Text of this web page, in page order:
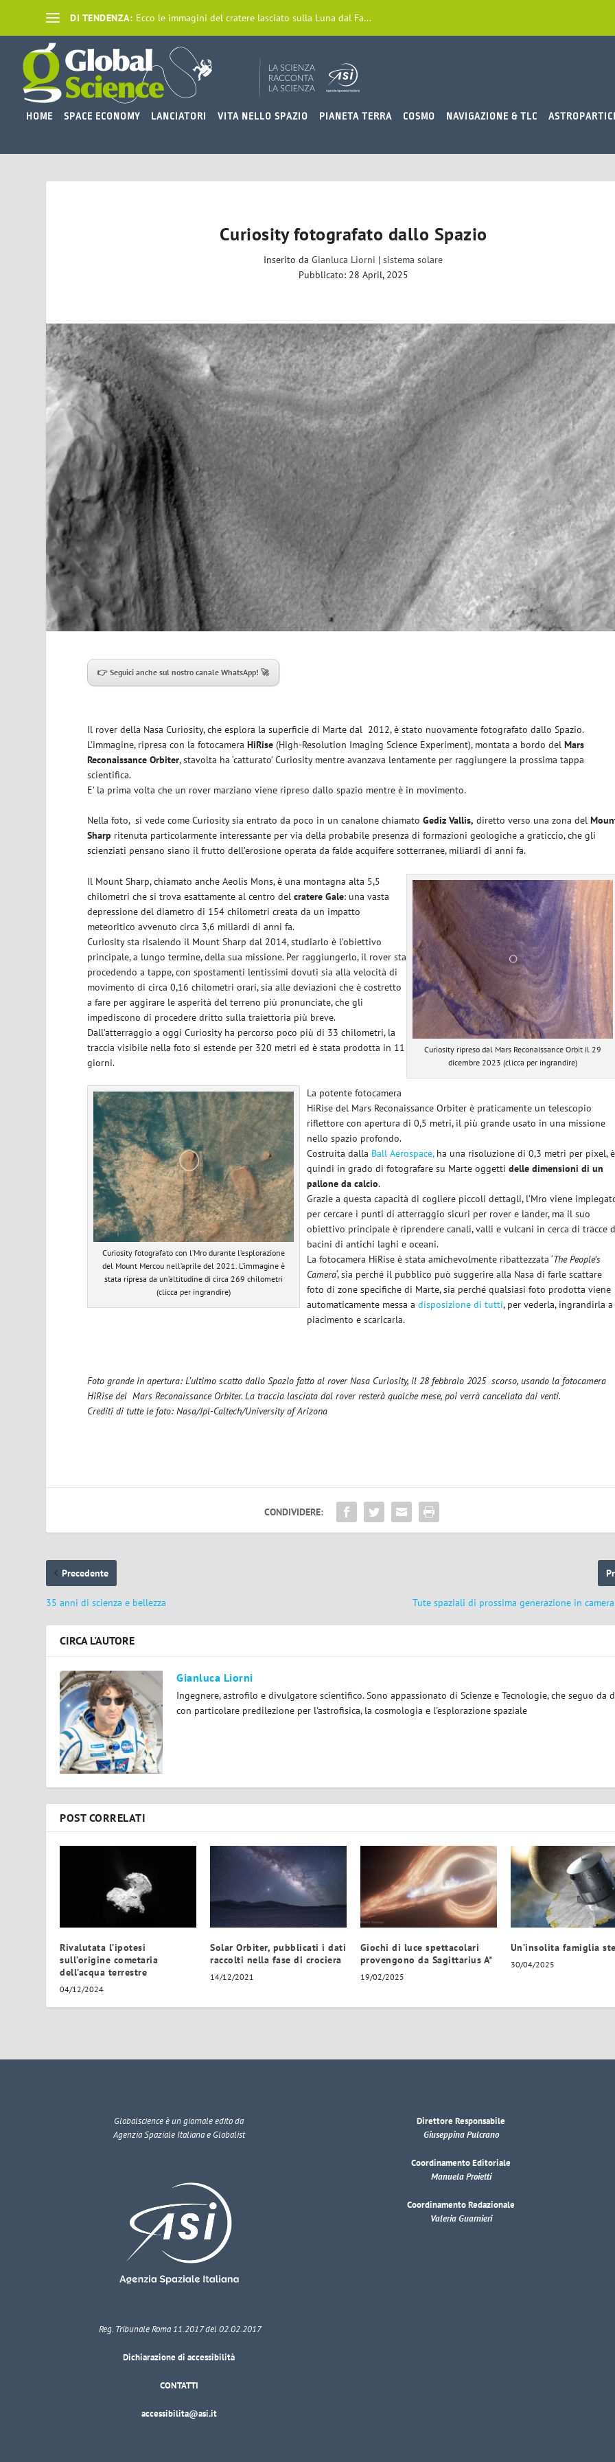
DI TENDENZA: Ecco le immagini del cratere lasciato sulla Luna dal Fa...
HOME SPACE ECONOMY LANCIATORI VITA NELLO SPAZIO PIANETA TERRA COSMO NAVIGAZIONE & TLC
Curiosity fotografato dallo Spazio
Inserito daGianluca Liorni |sistema solare
Pubblicato: 28 April, 2025
👉 Seguici anche sul nostro canale WhatsApp! 🚀
Il rover della Nasa Curiosity, che esplora la superficie di Marte dal 2012, è stato nuovamente fotografato dallo Spazio.
L’immagine, ripresa con la fotocameraHiRise (High-Resolution Imaging Science Experiment), montata a bordo delMars
Reconaissance Orbiter, stavolta ha ‘catturato’ Curiosity mentre avanzava lentamente per raggiungere la prossima tappa
scientifica.
E’ la prima volta che un rover marziano viene ripreso dallo spazio mentre è in movimento.
Nella foto, si vede come Curiosity sia entrato da poco in un canalone chiamatoGediz Vallis, diretto verso una zona del
Sharp ritenuta particolarmente interessante per via della probabile presenza di formazioni geologiche a graticcio, che gli
scienziati pensano siano il frutto dell’erosione operata da falde acquifere sotterranee, miliardi di anni fa.
Curiosity ripreso dal Mars Reconaissance Orbit il 29
dicembre 2023 (clicca per ingrandire)
Il Mount Sharp, chiamato anche Aeolis Mons, è una montagna alta 5,5
chilometri che si trova esattamente al centro delcratere Gale: una vasta
depressione del diametro di 154 chilometri creata da un impatto
meteoritico avvenuto circa 3,6 miliardi di anni fa.
Curiosity sta risalendo il Mount Sharp dal 2014, studiarlo è l’obiettivo
principale, a lungo termine, della sua missione. Per raggiungerlo, il rover sta
procedendo a tappe, con spostamenti lentissimi dovuti sia alla velocità di
movimento di circa 0,16 chilometri orari, sia alle deviazioni che è costretto
a fare per aggirare le asperità del terreno più pronunciate, che gli
impediscono di procedere dritto sulla traiettoria più breve.
Dall’atterraggio a oggi Curiosity ha percorso poco più di 33 chilometri, la
traccia visibile nella foto si estende per 320 metri ed è stata prodotta in 11
giorni.
Curiosity fotografato con l’Mro durante l’esplorazione
del Mount Mercou nell’aprile del 2021. L’immagine è
stata ripresa da un’altitudine di circa 269 chilometri
(clicca per ingrandire)
La potente fotocamera
HiRise del Mars Reconaissance Orbiter è praticamente un telescopio
riflettore con apertura di 0,5 metri, il più grande usato in una missione
nello spazio profondo.
Costruita dalla Ball Aerospace,ha una risoluzione di 0,3 metri per pixel, è
quindi in grado di fotografare su Marte oggettidelle dimensioni di un
pallone da calcio.
Grazie a questa capacità di cogliere piccoli dettagli, l’Mro viene
per cercare i punti di atterraggio sicuri per rover e lander, ma il suo
obiettivo principale è riprendere canali, valli e vulcani in cerca di tracce
bacini di antichi laghi e oceani.
La fotocamera HiRise è stata amichevolmente ribattezzata ‘The People’s
Camera‘, sia perché il pubblico può suggerire alla Nasa di farle scattare
foto di zone specifiche di Marte, sia perché qualsiasi foto prodotta viene
automaticamente messa adisposizione di tutti, per vederla, ingrandirla a
piacimento e scaricarla.
Foto grande in apertura: L’ultimo scatto dallo Spazio fatto al rover Nasa Curiosity, il 28 febbraio 2025 scorso, usando la fotocamera
HiRise del Mars Reconaissance Orbiter.La traccia lasciata dal rover resterà qualche mese, poi verrà cancellata dai venti.
Crediti di tutte le foto: Nasa/Jpl-Caltech/University of Arizona
CONDIVIDERE:
Precedente
35 anni di scienza e bellezza Tute spaziali di prossima generazione in
CIRCA L'AUTORE
Gianluca Liorni
Ingegnere, astrofilo e divulgatore scientifico. Sono appassionato di Scienze e Tecnologie, che seguo da
con particolare predilezione per l'astrofisica, la cosmologia e l'esplorazione spaziale
POST CORRELATI
Rivalutata l’ipotesi
sull’origine cometaria
dell’acqua terrestre
04/12/2024
Solar Orbiter, pubblicati i dati
raccolti nella fase di crociera
14/12/2021
Giochi di luce spettacolari
provengono da Sagittarius A*
19/02/2025
Un’insolita famiglia
30/04/2025
Globalscienceè un giornale edito da
Agenzia Spaziale Italiana e Globalist
Reg. Tribunale Roma 11.2017 del 02.02.2017
Dichiarazione di accessibilità
CONTATTI
accessibilita@asi.it
Direttore Responsabile
Giuseppina Pulcrano
Coordinamento Editoriale
Manuela Proietti
Coordinamento Redazionale
Valeria Guarnieri